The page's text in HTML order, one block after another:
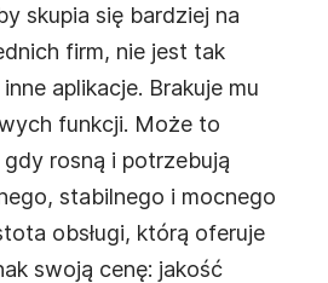
skupia się bardziej na
firm, nie jest tak
aplikacje. Brakuje mu
funkcji. Może to
rosną i potrzebują
stabilnego i mocnego
obsługi, którą oferuje
swoją cenę: jakość